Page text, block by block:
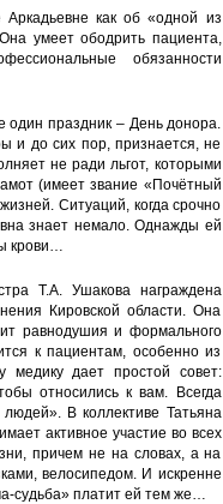
как об «одной из
умеет ободрить пациента,
обязанности
один праздник – День донора.
и до сих пор, признается, не
не ради льгот, которыми
(имеет звание «Почётный
Ситуаций, когда срочно
знает немало. Однажды ей
крови…
Т.А. Ушакова награждена
Кировской области. Она
равнодушия и формального
к пациентам, особенно из
медику дает простой совет:
относились к вам. Всегда
В коллективе Татьяна
активное участие во всех
причем не на словах, а на
велосипедом. И искренне
судьба» платит ей тем же…